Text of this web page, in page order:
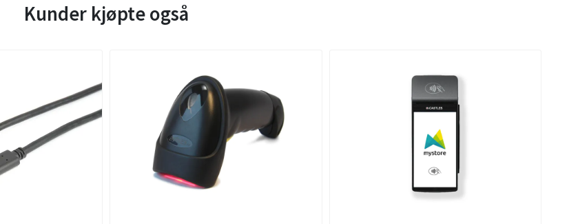
Kunder kjøpte også